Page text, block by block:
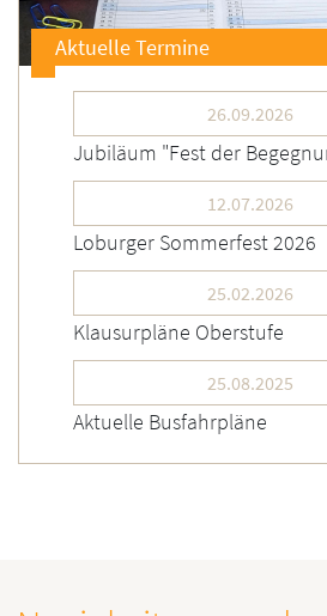
Aktuelle Termine
26.09.2026
Jubiläum "Fest der
12.07.2026
Loburger Sommerfest 2026
25.02.2026
Klausurpläne Oberstufe
25.08.2025
Aktuelle Busfahrpläne